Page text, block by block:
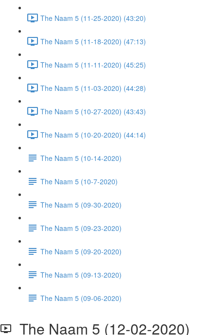
The Naam 5 (11-25-2020) (43:20)
The Naam 5 (11-18-2020) (47:13)
The Naam 5 (11-11-2020) (45:25)
The Naam 5 (11-03-2020) (44:28)
The Naam 5 (10-27-2020) (43:43)
The Naam 5 (10-20-2020) (44:14)
The Naam 5 (10-14-2020)
The Naam 5 (10-7-2020)
The Naam 5 (09-30-2020)
The Naam 5 (09-23-2020)
The Naam 5 (09-20-2020)
The Naam 5 (09-13-2020)
The Naam 5 (09-06-2020)
The Naam 5 (12-02-2020)